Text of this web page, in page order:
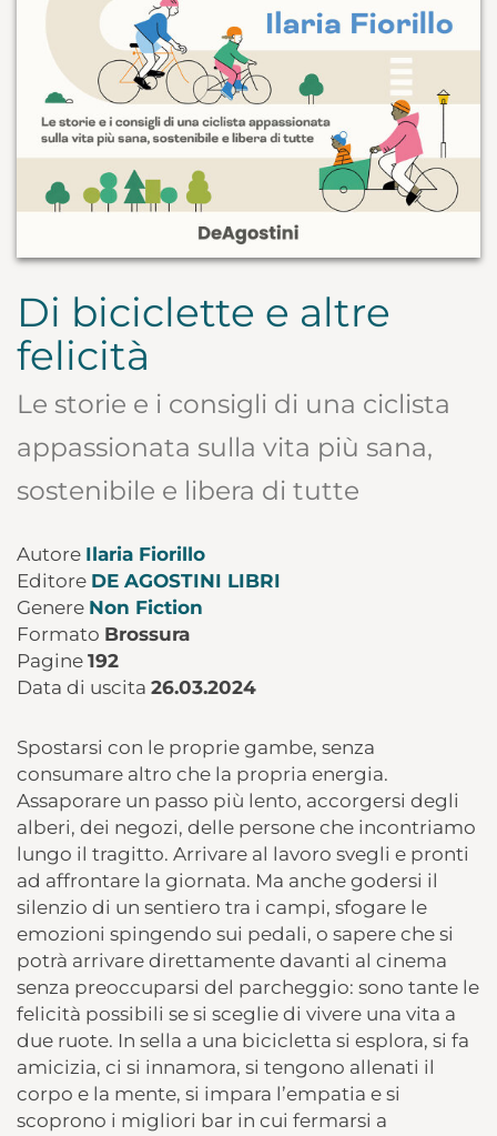
Di biciclette e altre
felicità
Le storie e i consigli di una ciclista
appassionata sulla vita più sana,
sostenibile e libera di tutte
Autore Ilaria Fiorillo
Editore DE AGOSTINI LIBRI
Genere Non Fiction
Formato Brossura
Pagine 192
Data di uscita 26.03.2024
Spostarsi con le proprie gambe, senza
consumare altro che la propria energia.
Assaporare un passo più lento, accorgersi degli
alberi, dei negozi, delle persone che incontriamo
lungo il tragitto. Arrivare al lavoro svegli e pronti
ad affrontare la giornata. Ma anche godersi il
silenzio di un sentiero tra i campi, sfogare le
emozioni spingendo sui pedali, o sapere che si
potrà arrivare direttamente davanti al cinema
senza preoccuparsi del parcheggio: sono tante le
felicità possibili se si sceglie di vivere una vita a
due ruote. In sella a una bicicletta si esplora, si fa
amicizia, ci si innamora, si tengono allenati il
corpo e la mente, si impara l’empatia e si
scoprono i migliori bar in cui fermarsi a